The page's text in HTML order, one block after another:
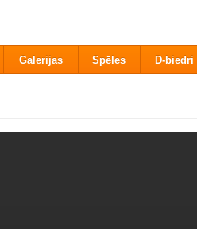
Galerijas Spēles D-biedri